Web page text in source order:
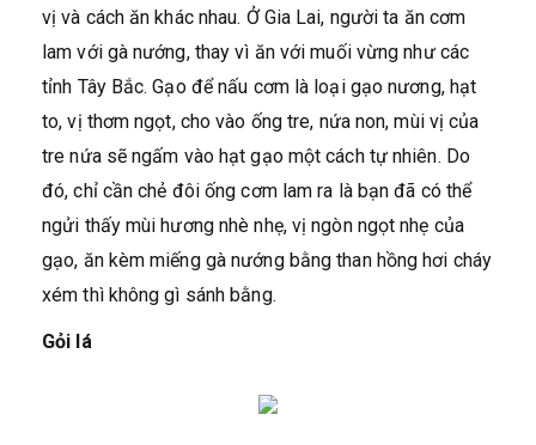
vị và cách ăn khác nhau. Ở Gia Lai, người ta ăn cơm
lam với gà nướng, thay vì ăn với muối vừng như các
tỉnh Tây Bắc. Gạo để nấu cơm là loại gạo nương, hạt
to, vị thơm ngọt, cho vào ống tre, nứa non, mùi vị của
tre nứa sẽ ngấm vào hạt gạo một cách tự nhiên. Do
đó, chỉ cần chẻ đôi ống cơm lam ra là bạn đã có thể
ngửi thấy mùi hương nhè nhẹ, vị ngòn ngọt nhẹ của
gạo, ăn kèm miếng gà nướng bằng than hồng hơi cháy
xém thì không gì sánh bằng.
Gỏi lá